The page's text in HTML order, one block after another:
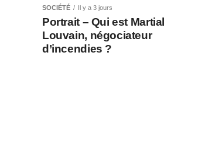
SOCIÉTÉ Il y a 3 jours
Portrait – Qui est Martial
Louvain, négociateur
d’incendies ?